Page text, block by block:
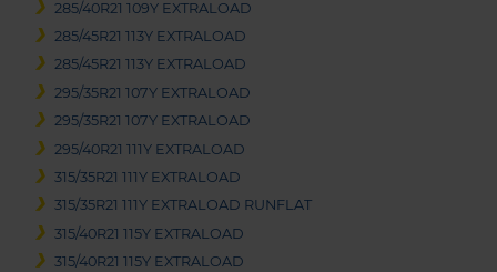
285/40R21 109Y EXTRALOAD
285/45R21 113Y EXTRALOAD
285/45R21 113Y EXTRALOAD
295/35R21 107Y EXTRALOAD
295/35R21 107Y EXTRALOAD
295/40R21 111Y EXTRALOAD
315/35R21 111Y EXTRALOAD
315/35R21 111Y EXTRALOAD RUNFLAT
315/40R21 115Y EXTRALOAD
315/40R21 115Y EXTRALOAD